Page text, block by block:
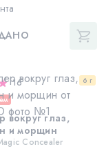
6 г
16
вокруг глаз,
и морщин
Concealer